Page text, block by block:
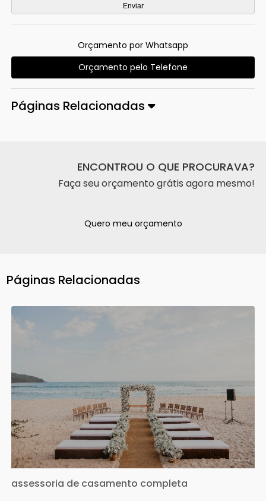
Orçamento por Whatsapp
Orçamento pelo Telefone
Páginas Relacionadas
ENCONTROU O QUE PROCURAVA?
Faça seu orçamento grátis agora mesmo!
Quero meu orçamento
Páginas Relacionadas
assessoria de casamento completa